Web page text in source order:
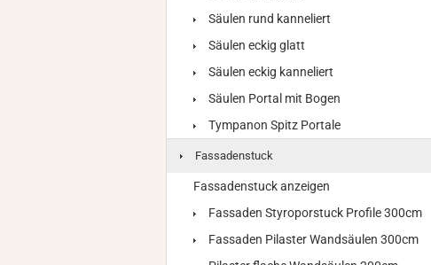
Säulen rund kanneliert
Säulen eckig glatt
Säulen eckig kanneliert
Säulen Portal mit Bogen
Tympanon Spitz Portale
Fassadenstuck
Fassadenstuck anzeigen
Fassaden Styroporstuck Profile 300cm
Fassaden Pilaster Wandsäulen 300cm